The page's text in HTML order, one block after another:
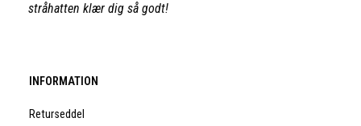
stråhatten klær dig så godt!
INFORMATION
Returseddel